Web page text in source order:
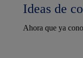
Ideas de
Ahora que ya